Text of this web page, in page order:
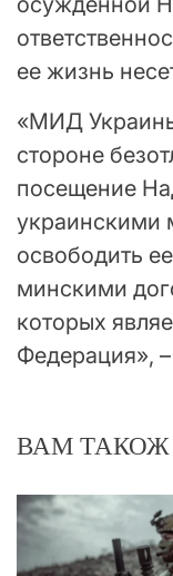
ее жизнь
«МИД
стороне
посещение
украинскими
освободить
минскими
которых
Федерация»,
ВАМ